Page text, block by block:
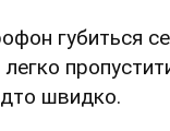
губиться
легко
швидко.